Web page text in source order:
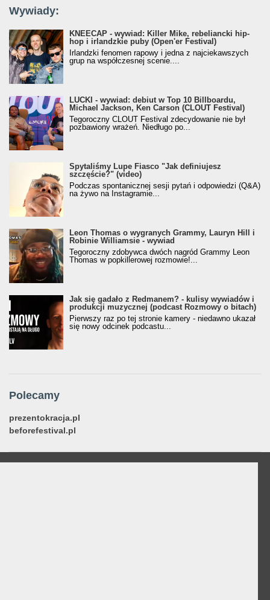
Wywiady:
KNEECAP - wywiad: Killer Mike, rebeliancki hip-
hop i irlandzkie puby (Open'er Festival)
Irlandzki fenomen rapowy i jedna z najciekawszych
grup na współczesnej scenie....
LUCKI - wywiad: debiut w Top 10 Billboardu,
Michael Jackson, Ken Carson (CLOUT Festival)
Tegoroczny CLOUT Festival zdecydowanie nie był
pozbawiony wrażeń. Niedługo po...
Spytaliśmy Lupe Fiasco "Jak definiujesz
szczęście?" (video)
Podczas spontanicznej sesji pytań i odpowiedzi (Q&A)
na żywo na Instagramie...
Leon Thomas o wygranych Grammy, Lauryn Hill i
Robinie Williamsie - wywiad
Tegoroczny zdobywca dwóch nagród Grammy Leon
Thomas w popkillerowej rozmowie!...
Jak się gadało z Redmanem? - kulisy wywiadów i
produkcji muzycznej (podcast Rozmowy o bitach)
Pierwszy raz po tej stronie kamery - niedawno ukazał
się nowy odcinek podcastu...
Polecamy
prezentokracja.pl
beforefestival.pl